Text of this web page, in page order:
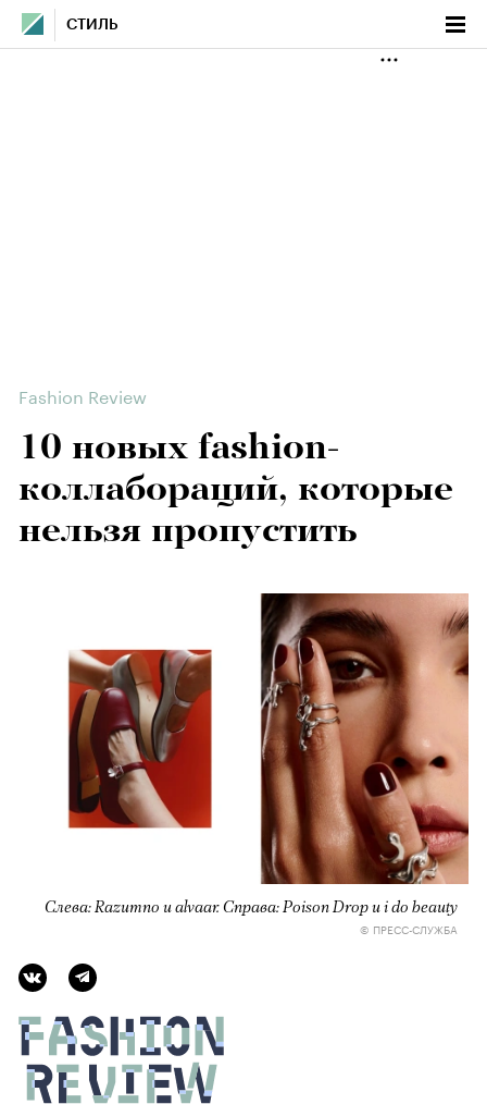
СТИЛЬ
Fashion Review
10 новых fashion-
коллабораций, которые
нельзя пропустить
Слева: Razumno и alvaar. Справа: Poison Drop и i do beauty
© ПРЕСС-СЛУЖБА